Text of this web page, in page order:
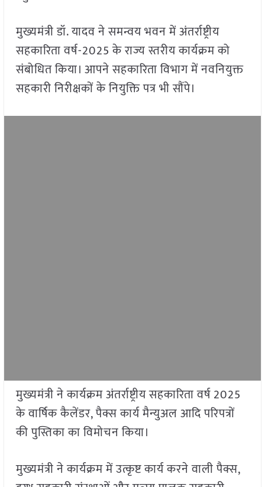
मुख्यमंत्री डॉ. यादव ने समन्वय भवन में अंतर्राष्ट्रीय
सहकारिता वर्ष-2025 के राज्य स्तरीय कार्यक्रम को
संबोधित किया। आपने सहकारिता विभाग में नवनियुक्त
सहकारी निरीक्षकों के नियुक्ति पत्र भी सौंपे।
मुख्यमंत्री ने कार्यक्रम अंतर्राष्ट्रीय सहकारिता वर्ष 2025
के वार्षिक कैलेंडर, पैक्स कार्य मैन्युअल आदि परिपत्रों
की पुस्तिका का विमोचन किया।
मुख्यमंत्री ने कार्यक्रम में उत्कृष्ट कार्य करने वाली पैक्स,